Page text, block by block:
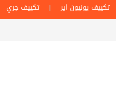
تكييف يونيون اير | تكييف جري